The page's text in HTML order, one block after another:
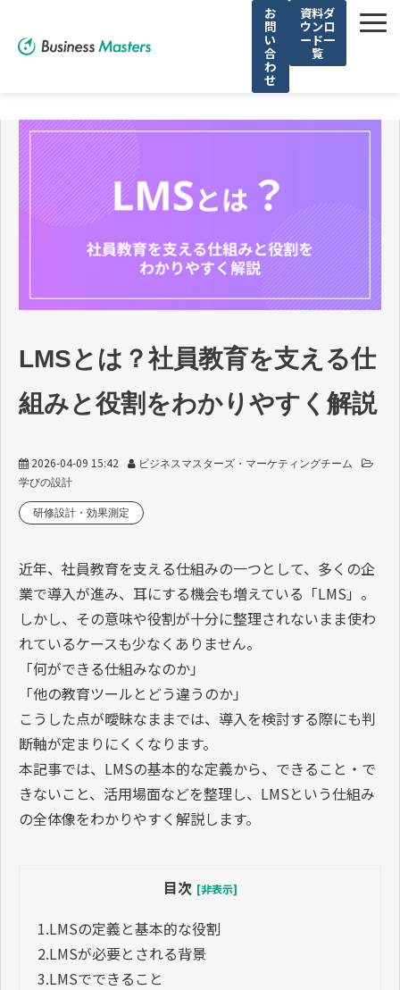
お
問
い
合
わ
せ
資料ダ
ウンロ
ード一
覧
導入事例
お役立ち記事
無料セミナー
LMSとは？社員教育を支える仕
組みと役割をわかりやすく解説
2026-04-09 15:42
ビジネスマスターズ・マーケティングチーム
学びの設計
研修設計・効果測定
近年、社員教育を支える仕組みの一つとして、多くの企
業で導入が進み、耳にする機会も増えている「LMS」。
しかし、その意味や役割が十分に整理されないまま使わ
れているケースも少なくありません。
「何ができる仕組みなのか」
「他の教育ツールとどう違うのか」
こうした点が曖昧なままでは、導入を検討する際にも判
断軸が定まりにくくなります。
本記事では、LMSの基本的な定義から、できること・で
きないこと、活用場面などを整理し、LMSという仕組み
の全体像をわかりやすく解説します。
目次 [非表示]
1.LMSの定義と基本的な役割
2.LMSが必要とされる背景
3.LMSでできること